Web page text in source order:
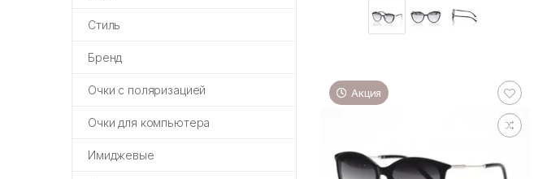
Стиль
Бренд
Очки с поляризацией
Очки для компьютера
Имиджевые
Акция